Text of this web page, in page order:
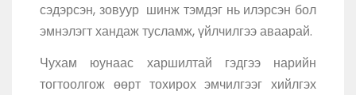
сэдэрсэн, зовуур шинж тэмдэг нь илэрсэн бол
эмнэлэгт хандаж тусламж, үйлчилгээ аваарай.
Чухам юунаас харшилтай гэдгээ нарийн
тогтоолгож өөрт тохирох эмчилгээг хийлгэх